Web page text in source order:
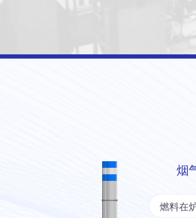
烟
燃料在